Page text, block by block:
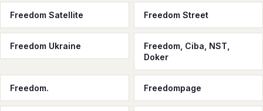
Freedom Satellite Freedom Street
Freedom Ukraine
Freedom, Ciba, NST,
Doker
Freedom. Freedompage